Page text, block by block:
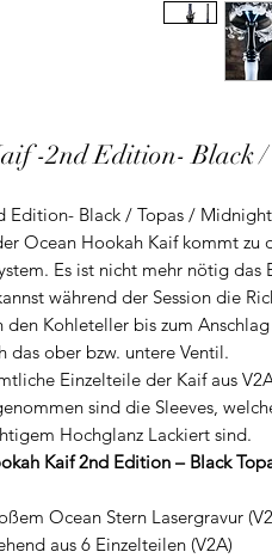
-2nd Edition- Black
Edition- Black / Topas /
Ocean Hookah Kaif kommt zu
Es ist nicht mehr nötig das
während der Session die
Kohleteller bis zum
das ober bzw. untere Ventil.
Einzelteile der Kaif aus
sind die Sleeves,
Hochglanz Lackiert sind.
Kaif 2nd Edition – Black
Ocean Stern Lasergravur
aus 6 Einzelteilen (V2A)